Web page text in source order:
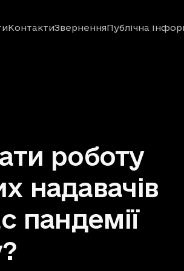
КонтактиЗверненняПублічна
роботу
надавачів
пандемії